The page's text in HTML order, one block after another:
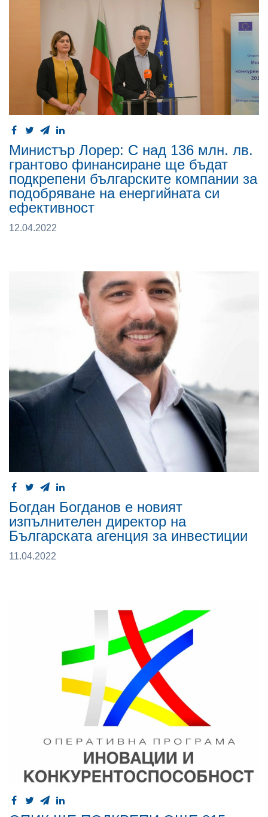
Министър Лорер: С над 136 млн. лв.
грантово финансиране ще бъдат
подкрепени българските компании за
подобряване на енергийната си
ефективност
12.04.2022
Богдан Богданов е новият
изпълнителен директор на
Българската агенция за инвестиции
11.04.2022